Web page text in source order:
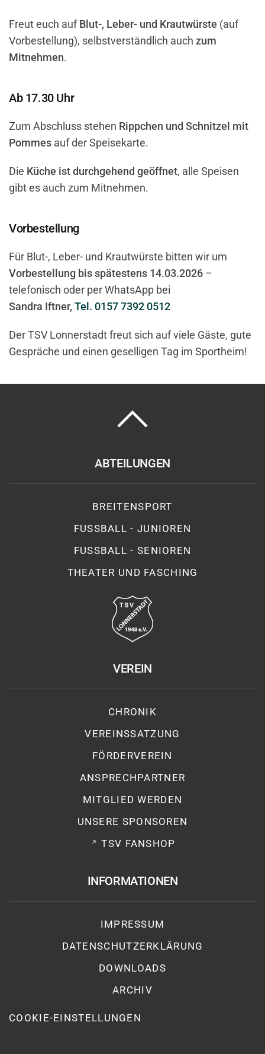
Freut euch aufBlut-, Leber- und Krautwürste (auf
Vorbestellung), selbstverständlich auch zum
Mitnehmen.
Ab 17.30 Uhr
Zum Abschluss stehen Rippchen und Schnitzel mit
Pommes auf der Speisekarte.
Die Küche ist durchgehend geöffnet, alle Speisen
gibt es auch zum Mitnehmen.
Vorbestellung
Für Blut-, Leber- und Krautwürste bitten wir um
Vorbestellung bis spätestens 14.03.2026 –
telefonisch oder per WhatsApp bei
Sandra Iftner, Tel. 0157 7392 0512
Der TSV Lonnerstadt freut sich auf viele Gäste, gute
Gespräche und einen geselligen Tag im Sportheim!
ABTEILUNGEN
BREITENSPORT
FUSSBALL - JUNIOREN
FUSSBALL - SENIOREN
THEATER UND FASCHING
VEREIN
CHRONIK
VEREINSSATZUNG
FÖRDERVEREIN
ANSPRECHPARTNER
MITGLIED WERDEN
UNSERE SPONSOREN
TSV FANSHOP
INFORMATIONEN
IMPRESSUM
DATENSCHUTZ­ERKLÄRUNG
DOWNLOADS
ARCHIV
COOKIE-EINSTELLUNGEN